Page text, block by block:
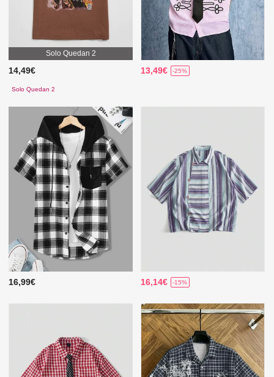
Solo Quedan 2
14,49€
Solo Quedan 2
13,49€ -25%
16,99€ 16,14€ -15%